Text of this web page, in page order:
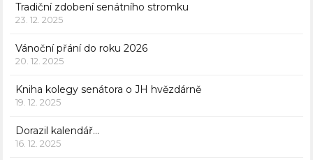
Tradiční zdobení senátního stromku
23. 12. 2025
Vánoční přání do roku 2026
20. 12. 2025
Kniha kolegy senátora o JH hvězdárně
19. 12. 2025
Dorazil kalendář…
16. 12. 2025